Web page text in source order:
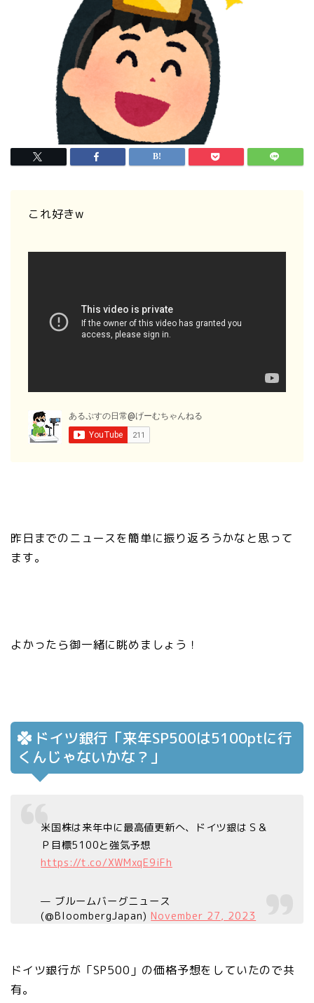
これ好きw
昨日までのニュースを簡単に振り返ろうかなと思って
ます。
よかったら御一緒に眺めましょう！
ドイツ銀行「来年SP500は5100ptに行
くんじゃないかな？」
米国株は来年中に最高値更新へ、ドイツ銀はＳ＆
Ｐ目標5100と強気予想
https://t.co/XWMxqE9iFh
— ブルームバーグニュース
(@BloombergJapan) November 27, 2023
ドイツ銀行が「SP500」の価格予想をしていたので共
有。